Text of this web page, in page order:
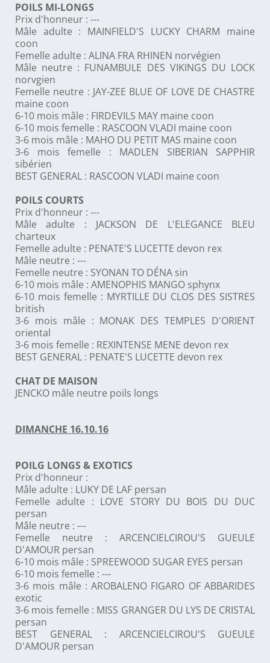
POILS MI-LONGS
Prix d'honneur : ---
Mâle adulte : MAINFIELD'S LUCKY CHARM maine
coon
Femelle adulte : ALINA FRA RHINEN norvégien
Mâle neutre : FUNAMBULE DES VIKINGS DU LOCK
norvgien
Femelle neutre : JAY-ZEE BLUE OF LOVE DE CHASTRE
maine coon
6-10 mois mâle : FIRDEVILS MAY maine coon
6-10 mois femelle : RASCOON VLADI maine coon
3-6 mois mâle : MAHO DU PETIT MAS maine coon
3-6 mois femelle : MADLEN SIBERIAN SAPPHIR
sibérien
BEST GENERAL : RASCOON VLADI maine coon
POILS COURTS
Prix d'honneur : ---
Mâle adulte : JACKSON DE L'ELEGANCE BLEU
charteux
Femelle adulte : PENATE'S LUCETTE devon rex
Mâle neutre : ---
Femelle neutre : SYONAN TO DÉNA sin
6-10 mois mâle : AMENOPHIS MANGO sphynx
6-10 mois femelle : MYRTILLE DU CLOS DES SISTRES
british
3-6 mois mâle : MONAK DES TEMPLES D'ORIENT
oriental
3-6 mois femelle : REXINTENSE MENE devon rex
BEST GENERAL : PENATE'S LUCETTE devon rex
CHAT DE MAISON
JENCKO mâle neutre poils longs
DIMANCHE 16.10.16
POILG LONGS & EXOTICS
Prix d'honneur :
Mâle adulte : LUKY DE LAF persan
Femelle adulte : LOVE STORY DU BOIS DU DUC
persan
Mâle neutre : ---
Femelle neutre : ARCENCIELCIROU'S GUEULE
D'AMOUR persan
6-10 mois mâle : SPREEWOOD SUGAR EYES persan
6-10 mois femelle : ---
3-6 mois mâle : AROBALENO FIGARO OF ABBARIDES
exotic
3-6 mois femelle : MISS GRANGER DU LYS DE CRISTAL
persan
BEST GENERAL : ARCENCIELCIROU'S GUEULE
D'AMOUR persan